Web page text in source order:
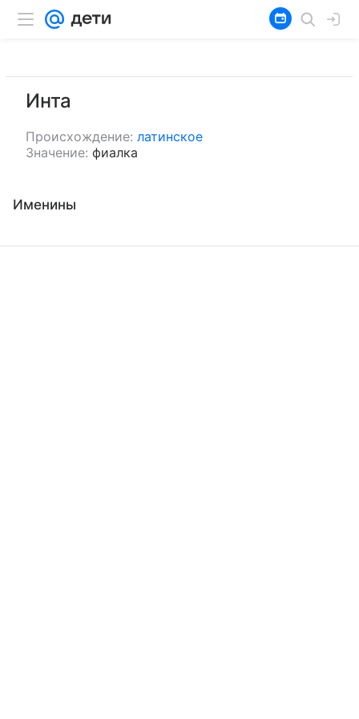
Инта
Происхождение: латинское
Значение: фиалка
Именины